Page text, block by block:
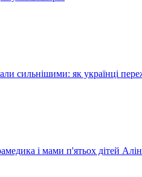
сильнішими: як українці
і мами п'ятьох дітей